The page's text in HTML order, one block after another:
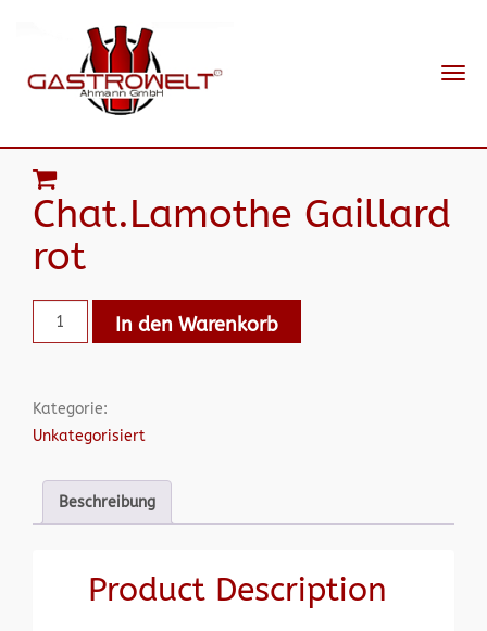
Chat.Lamothe Gaillard
rot
In den Warenkorb
Kategorie:
Unkategorisiert
Beschreibung
Product Description